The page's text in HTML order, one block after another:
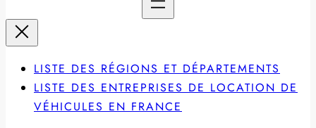
LISTE DES RÉGIONS ET DÉPARTEMENTS
LISTE DES ENTREPRISES DE LOCATION DE
VÉHICULES EN FRANCE